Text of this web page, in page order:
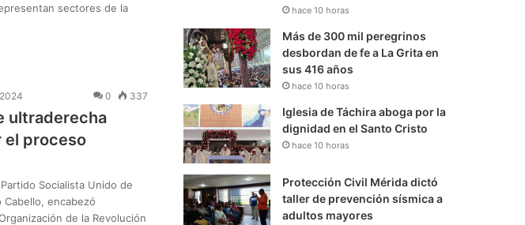
sectores de la
0 337
ultraderecha
el proceso
Socialista Unido de
Cabello, encabezó
de la Revolución
hace 10 horas
Más de 300 mil peregrinos
desbordan de fe a La Grita en
sus 416 años
hace 10 horas
Iglesia de Táchira aboga por la
dignidad en el Santo Cristo
hace 10 horas
Protección Civil Mérida dictó
taller de prevención sísmica a
adultos mayores